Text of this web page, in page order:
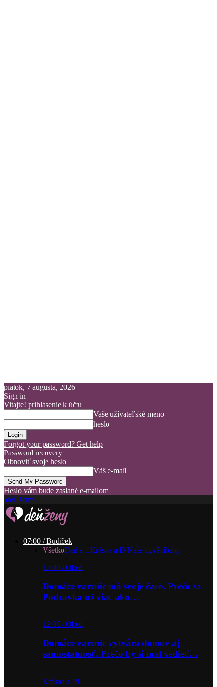
piatok, 7 augusta, 2026
Sign in
Vitajte! prihlásenie k účtu
Vaše užívateľské meno
heslo
Forgot your password? Get help
Password recovery
Obnoviť svoje heslo
Váš e-mail
Heslo vám bude zaslané e-mailom
deň ženy
07:00 / Budíček
VšetkoDeň s…Krásna a INNaše tipyPríbehy
12:00 / Obed
Domáce varenie má svoje čaro. Prečo sa
Podravka už viac ako…
12:00 / Obed
Domáce varenie vytvára domov aj
samostatnosť. Prečo by si mal vedieť…
Krásna a IN